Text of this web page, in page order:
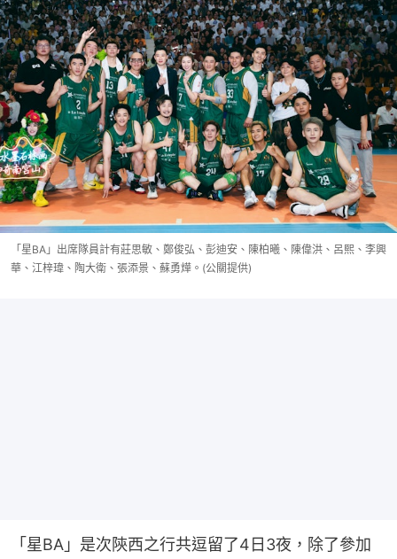
「星BA」出席隊員計有莊思敏、鄭俊弘、彭迪安、陳柏曦、陳偉洪、呂熙、李興
華、江梓瑋、陶大衛、張添景、蘇勇燁。(公關提供)
「星BA」是次陝西之行共逗留了4日3夜，除了參加